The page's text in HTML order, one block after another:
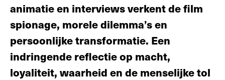
animatie en interviews verkent de film
spionage, morele dilemma’s en
persoonlijke transformatie. Een
indringende reflectie op macht,
loyaliteit, waarheid en de menselijke tol